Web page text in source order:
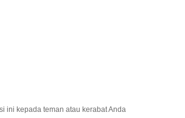
ini kepada teman atau kerabat Anda